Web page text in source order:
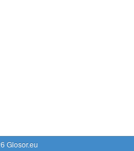
Glosor.eu